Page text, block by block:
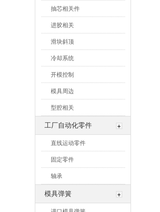
抽芯相关件
进胶相关
滑块斜顶
冷却系统
开模控制
模具周边
型腔相关
工厂自动化零件
直线运动零件
固定零件
轴承
模具弹簧